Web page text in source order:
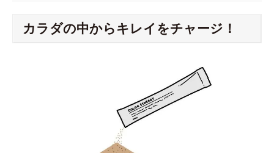
カラダの中からキレイをチャージ！